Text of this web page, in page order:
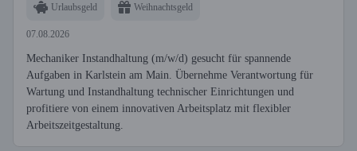
Urlaubsgeld Weihnachtsgeld
07.08.2026
Mechaniker Instandhaltung (m/w/d) gesucht für spannende
Aufgaben in Karlstein am Main. Übernehme Verantwortung für
Wartung und Instandhaltung technischer Einrichtungen und
profitiere von einem innovativen Arbeitsplatz mit flexibler
Arbeitszeitgestaltung.